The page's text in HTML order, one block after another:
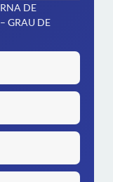
DE
GRAU DE